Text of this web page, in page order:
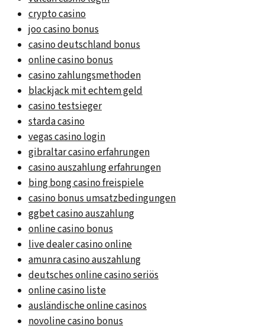
crypto casino
joo casino bonus
casino deutschland bonus
online casino bonus
casino zahlungsmethoden
blackjack mit echtem geld
casino testsieger
starda casino
vegas casino login
gibraltar casino erfahrungen
casino auszahlung erfahrungen
bing bong casino freispiele
casino bonus umsatzbedingungen
ggbet casino auszahlung
online casino bonus
live dealer casino online
amunra casino auszahlung
deutsches online casino seriös
online casino liste
ausländische online casinos
novoline casino bonus